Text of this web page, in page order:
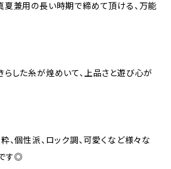
夏兼用の長い時期で締めて頂ける、万能
らした糸が煌めいて、上品さと遊び心が
、個性派、ロック調、可愛くなど様々な
す◎